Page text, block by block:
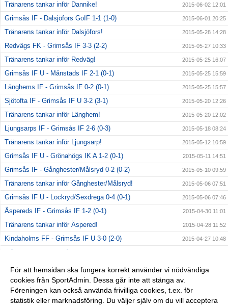
Tränarens tankar inför Dannike! 2015-06-02 12:01
Grimsås IF - Dalsjöfors GoIF 1-1 (1-0) 2015-06-01 20:25
Tränarens tankar inför Dalsjöfors! 2015-05-28 14:28
Redvägs FK - Grimsås IF 3-3 (2-2) 2015-05-27 10:33
Tränarens tankar inför Redväg! 2015-05-25 16:07
Grimsås IF U - Månstads IF 2-1 (0-1) 2015-05-25 15:59
Länghems IF - Grimsås IF 0-2 (0-1) 2015-05-25 15:57
Sjötofta IF - Grimsås IF U 3-2 (3-1) 2015-05-20 12:26
Tränarens tankar inför Länghem! 2015-05-20 12:02
Ljungsarps IF - Grimsås IF 2-6 (0-3) 2015-05-18 08:24
Tränarens tankar inför Ljungsarp! 2015-05-12 10:59
Grimsås IF U - Grönahögs IK A 1-2 (0-1) 2015-05-11 14:51
Grimsås IF - Gånghester/Målsryd 0-2 (0-2) 2015-05-10 09:59
Tränarens tankar inför Gånghester/Målsryd! 2015-05-06 07:51
Grimsås IF U - Lockryd/Sexdrega 0-4 (0-1) 2015-05-06 07:46
Äspereds IF - Grimsås IF 1-2 (0-1) 2015-04-30 11:01
Tränarens tankar inför Äspered! 2015-04-28 11:52
Kindaholms FF - Grimsås IF U 3-0 (2-0) 2015-04-27 10:48
Tränarens tankar inför Månstad! 2015-04-22 15:27
Grimsås IF - Sjötofta IF 6-0 (3-0) 2015-04-18 11:20
Seriepremiär!!&#8207; 2015-04-15 08:11
För att hemsidan ska fungera korrekt använder vi nödvändiga
cookies från SportAdmin. Dessa går inte att stänga av.
Föreningen kan också använda frivilliga cookies, t.ex. för
statistik eller marknadsföring. Du väljer själv om du vill acceptera